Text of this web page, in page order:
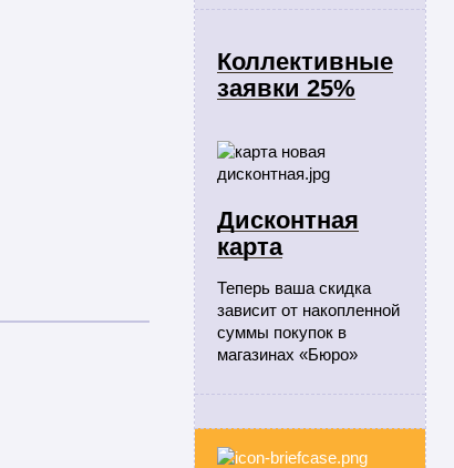
Коллективные
заявки 25%
Дисконтная
карта
Теперь ваша скидка
зависит от накопленной
суммы покупок в
магазинах «Бюро»